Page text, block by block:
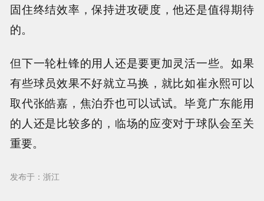
固住终结效率，保持进攻硬度，他还是值得期待
的。
但下一轮杜锋的用人还是要更加灵活一些。如果
有些球员效果不好就立马换，就比如崔永熙可以
取代张皓嘉，焦泊乔也可以试试。毕竟广东能用
的人还是比较多的，临场的应变对于球队会至关
重要。
发布于：浙江